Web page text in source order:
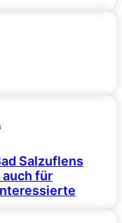
Salzuflens
für